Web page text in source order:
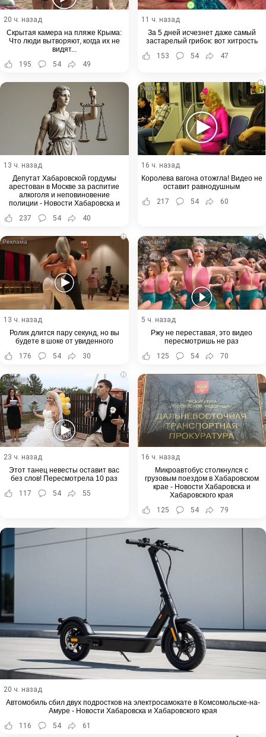
20 ч. назад
Скрытая камера на пляже Крыма:
Что люди вытворяют, когда их не
видят...
195
54 49
11 ч. назад
За 5 дней исчезнет даже самый
застарелый грибок: вот хитрость
153
54 47
13 ч. назад
Депутат Хабаровской гордумы
арестован в Москве за распитие
алкоголя и неповиновение
полиции - Новости Хабаровска и
237 54 40
i
16 ч. назад
Королева вагона отожгла! Видео не
оставит равнодушным
217
54 60
i
13 ч. назад
Ролик длится пару секунд, но вы
будете в шоке от увиденного
176
54 30
i
5 ч. назад
Ржу не переставая, это видео
пересмотришь не раз
125
54 70
i
23 ч. назад
Этот танец невесты оставит вас
без слов! Пересмотрела 10 раз
117
54 55
16 ч. назад
Микроавтобус столкнулся с
грузовым поездом в Хабаровском
крае - Новости Хабаровска и
Хабаровского края
125
54 79
20 ч. назад
Автомобиль сбил двух подростков на электросамокате в Комсомольске-на-
Амуре - Новости Хабаровска и Хабаровского края
116
54 61